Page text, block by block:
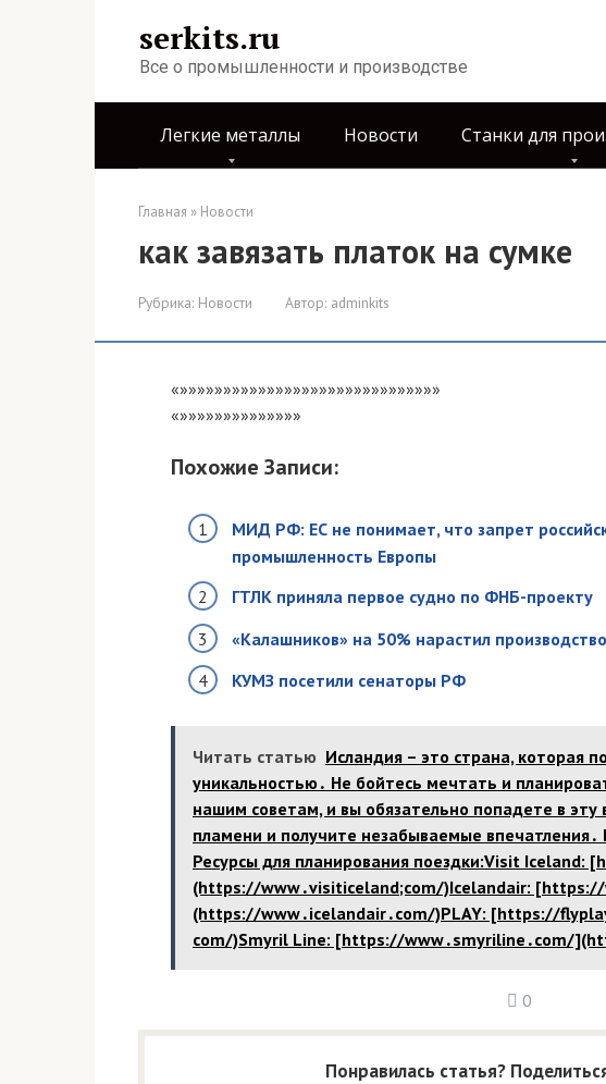
serkits.ru
Все о промышленности и производстве
Легкие металлы Новости Станки для
Главная » Новости
как завязать платок на сумке
Рубрика: Новости Автор: adminkits
«»»»»»»»»»»»»»»»»»»»»»»»»»»»»»»
«»»»»»»»»»»»»»»
Похожие Записи:
МИД РФ: ЕС не понимает, что запрет
промышленность Европы
ГТЛК приняла первое судно по ФНБ-проекту
«Калашников» на 50% нарастил
КУМЗ посетили сенаторы РФ
Читать статью Исландия – это страна, которая
уникальностью․ Не бойтесь мечтать и
нашим советам, и вы обязательно попадете в
пламени и получите незабываемые
Ресурсы для планирования поездки:Visit
(https://www․visiticeland;com/)Icelandair:
(https://www․icelandair․com/)PLAY: [https://
com/)Smyril Line: [https://www․smyriline․com/
0
Понравилась статья?